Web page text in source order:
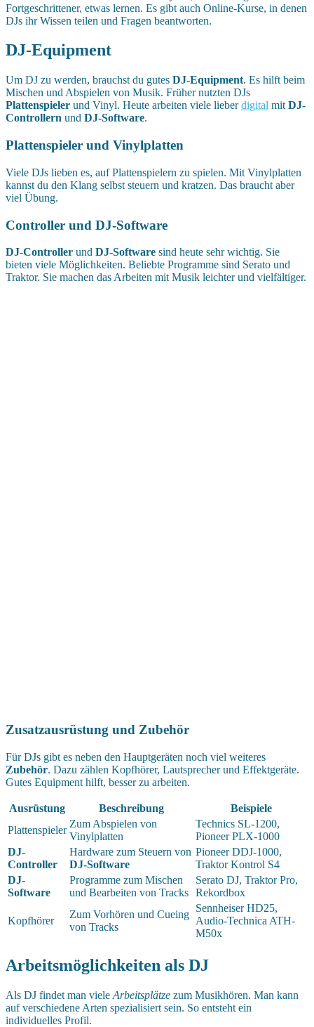
Fortgeschrittener, etwas lernen. Es gibt auch Online-Kurse, in denen
DJs ihr Wissen teilen und Fragen beantworten.
DJ-Equipment
Um DJ zu werden, brauchst du gutes DJ-Equipment. Es hilft beim
Mischen und Abspielen von Musik. Früher nutzten DJs
Plattenspieler und Vinyl. Heute arbeiten viele lieberdigital mit DJ-
Controllern und DJ-Software.
Plattenspieler und Vinylplatten
Viele DJs lieben es, auf Plattenspielern zu spielen. Mit Vinylplatten
kannst du den Klang selbst steuern und kratzen. Das braucht aber
viel Übung.
Controller und DJ-Software
DJ-Controller und DJ-Software sind heute sehr wichtig. Sie
bieten viele Möglichkeiten. Beliebte Programme sind Serato und
Traktor. Sie machen das Arbeiten mit Musik leichter und vielfältiger.
Zusatzausrüstung und Zubehör
Für DJs gibt es neben den Hauptgeräten noch viel weiteres
Zubehör. Dazu zählen Kopfhörer, Lautsprecher und Effektgeräte.
Gutes Equipment hilft, besser zu arbeiten.
Ausrüstung Beschreibung
Beispiele
Plattenspieler
Zum Abspielen von
Vinylplatten
Technics SL-1200,
Pioneer PLX-1000
DJ-
Controller
Hardware zum Steuern von
DJ-Software
Pioneer DDJ-1000,
Traktor Kontrol S4
DJ-
Software
Programme zum Mischen
und Bearbeiten von Tracks
Serato DJ, Traktor Pro,
Rekordbox
Kopfhörer
Zum Vorhören und Cueing
von Tracks
Sennheiser HD25,
Audio-Technica ATH-
M50x
Arbeitsmöglichkeiten als DJ
Als DJ findet man viele Arbeitsplätze zum Musikhören. Man kann
auf verschiedene Arten spezialisiert sein. So entsteht ein
individuelles Profil.